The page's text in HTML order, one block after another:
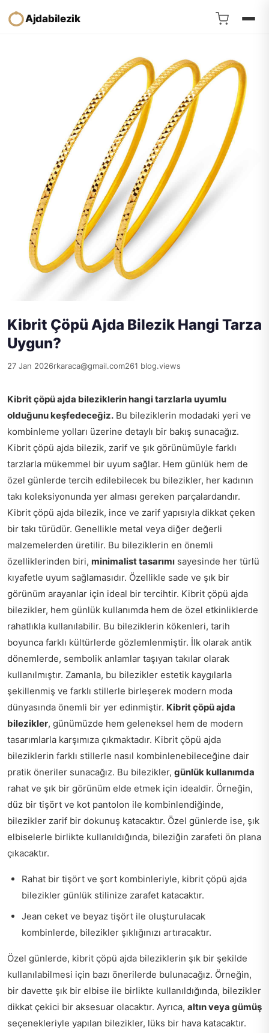
Ajdabilezik
Kibrit Çöpü Ajda Bilezik Hangi Tarza
Uygun?
27 Jan 2026rkaraca@gmail.com261 blog.views
Kibrit çöpü ajda bileziklerin hangi tarzlarla uyumlu
olduğunu keşfedeceğiz. Bu bileziklerin modadaki yeri ve
kombinleme yolları üzerine detaylı bir bakış sunacağız.
Kibrit çöpü ajda bilezik, zarif ve şık görünümüyle farklı
tarzlarla mükemmel bir uyum sağlar. Hem günlük hem de
özel günlerde tercih edilebilecek bu bilezikler, her kadının
takı koleksiyonunda yer alması gereken parçalardandır.
Kibrit çöpü ajda bilezik, ince ve zarif yapısıyla dikkat çeken
bir takı türüdür. Genellikle metal veya diğer değerli
malzemelerden üretilir. Bu bileziklerin en önemli
özelliklerinden biri, minimalist tasarımı sayesinde her türlü
kıyafetle uyum sağlamasıdır. Özellikle sade ve şık bir
görünüm arayanlar için ideal bir tercihtir. Kibrit çöpü ajda
bilezikler, hem günlük kullanımda hem de özel etkinliklerde
rahatlıkla kullanılabilir. Bu bileziklerin kökenleri, tarih
boyunca farklı kültürlerde gözlemlenmiştir. İlk olarak antik
dönemlerde, sembolik anlamlar taşıyan takılar olarak
kullanılmıştır. Zamanla, bu bilezikler estetik kaygılarla
şekillenmiş ve farklı stillerle birleşerek modern moda
dünyasında önemli bir yer edinmiştir. Kibrit çöpü ajda
bilezikler, günümüzde hem geleneksel hem de modern
tasarımlarla karşımıza çıkmaktadır. Kibrit çöpü ajda
bileziklerin farklı stillerle nasıl kombinlenebileceğine dair
pratik öneriler sunacağız. Bu bilezikler, günlük kullanımda
rahat ve şık bir görünüm elde etmek için idealdir. Örneğin,
düz bir tişört ve kot pantolon ile kombinlendiğinde,
bilezikler zarif bir dokunuş katacaktır. Özel günlerde ise, şık
elbiselerle birlikte kullanıldığında, bileziğin zarafeti ön plana
çıkacaktır.
Rahat bir tişört ve şort kombinleriyle, kibrit çöpü ajda
bilezikler günlük stilinize zarafet katacaktır.
Jean ceket ve beyaz tişört ile oluşturulacak
kombinlerde, bilezikler şıklığınızı artıracaktır.
Özel günlerde, kibrit çöpü ajda bileziklerin şık bir şekilde
kullanılabilmesi için bazı önerilerde bulunacağız. Örneğin,
bir davette şık bir elbise ile birlikte kullanıldığında, bilezikler
dikkat çekici bir aksesuar olacaktır. Ayrıca, altın veya gümüş
seçenekleriyle yapılan bilezikler, lüks bir hava katacaktır.